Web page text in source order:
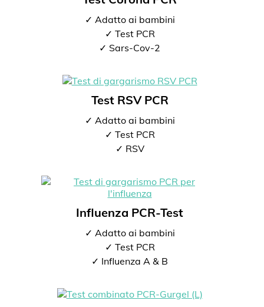
✓ Adatto ai bambini
✓ Test PCR
✓ Sars-Cov-2
Test RSV PCR
✓ Adatto ai bambini
✓ Test PCR
✓ RSV
Influenza PCR-Test
✓ Adatto ai bambini
✓ Test PCR
✓ Influenza A & B